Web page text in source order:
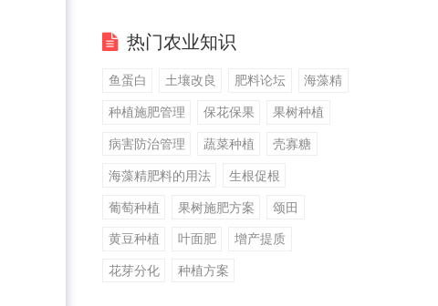
热门农业知识
鱼蛋白 土壤改良 肥料论坛 海藻精
种植施肥管理 保花保果 果树种植
病害防治管理 蔬菜种植 壳寡糖
海藻精肥料的用法 生根促根
葡萄种植 果树施肥方案 颂田
黄豆种植 叶面肥 增产提质
花芽分化 种植方案